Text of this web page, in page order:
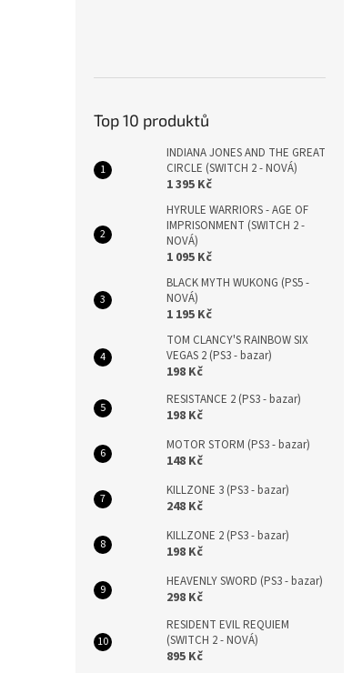
Top 10 produktů
INDIANA JONES AND THE GREAT
CIRCLE (SWITCH 2 - NOVÁ)
1 395 Kč
HYRULE WARRIORS - AGE OF
IMPRISONMENT (SWITCH 2 -
NOVÁ)
1 095 Kč
BLACK MYTH WUKONG (PS5 -
NOVÁ)
1 195 Kč
TOM CLANCY'S RAINBOW SIX
VEGAS 2 (PS3 - bazar)
198 Kč
RESISTANCE 2 (PS3 - bazar)
198 Kč
MOTOR STORM (PS3 - bazar)
148 Kč
KILLZONE 3 (PS3 - bazar)
248 Kč
KILLZONE 2 (PS3 - bazar)
198 Kč
HEAVENLY SWORD (PS3 - bazar)
298 Kč
RESIDENT EVIL REQUIEM
(SWITCH 2 - NOVÁ)
895 Kč